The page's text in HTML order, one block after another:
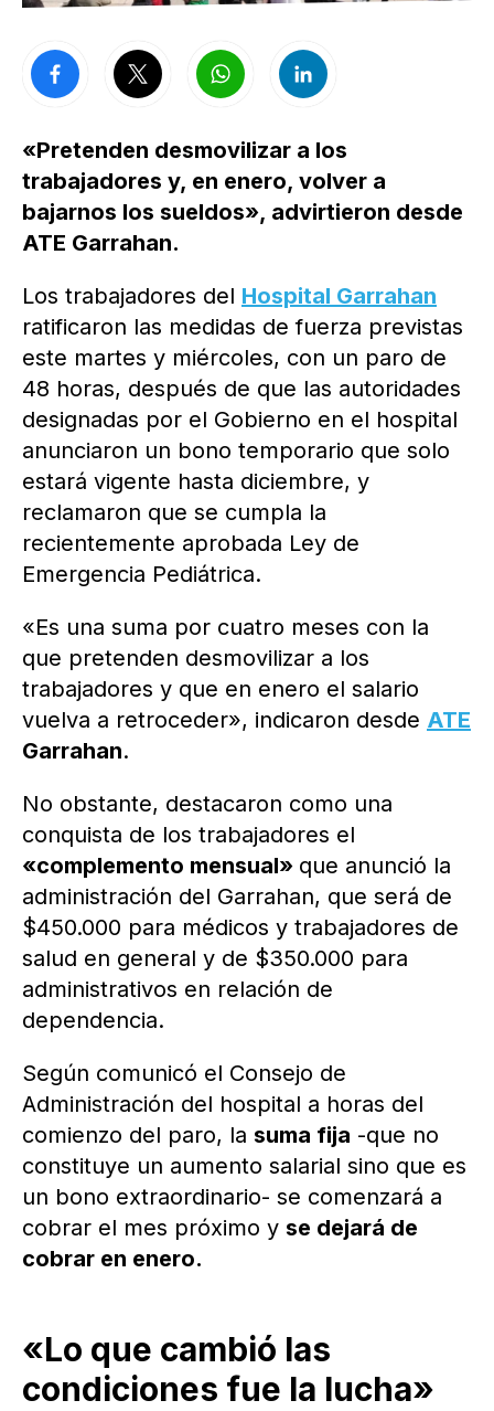
«Pretenden desmovilizar a los
trabajadores y, en enero, volver a
bajarnos los sueldos», advirtieron desde
ATE Garrahan.
Los trabajadores del Hospital Garrahan
ratificaron las medidas de fuerza previstas
este martes y miércoles, con un paro de
48 horas, después de que las autoridades
designadas por el Gobierno en el hospital
anunciaron un bono temporario que solo
estará vigente hasta diciembre, y
reclamaron que se cumpla la
recientemente aprobada Ley de
Emergencia Pediátrica.
«Es una suma por cuatro meses con la
que pretenden desmovilizar a los
trabajadores y que en enero el salario
vuelva a retroceder», indicaron desde ATE
Garrahan.
No obstante, destacaron como una
conquista de los trabajadores el
«complemento mensual» que anunció la
administración del Garrahan, que será de
$450.000 para médicos y trabajadores de
salud en general y de $350.000 para
administrativos en relación de
dependencia.
Según comunicó el Consejo de
Administración del hospital a horas del
comienzo del paro, la suma fija -que no
constituye un aumento salarial sino que es
un bono extraordinario- se comenzará a
cobrar el mes próximo y se dejará de
cobrar en enero.
«Lo que cambió las
condiciones fue la lucha»